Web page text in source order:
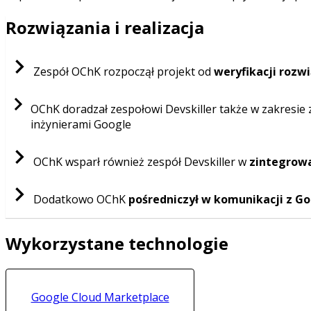
Rozwiązania i realizacja
Zespół OChK rozpoczął projekt od weryfikacji
OChK doradzał zespołowi Devskiller także w
inżynierami Google
OChK wsparł również zespół Devskiller w
Dodatkowo OChK pośredniczył w komunikacji z
Wykorzystane technologie
Google Cloud Marketplace